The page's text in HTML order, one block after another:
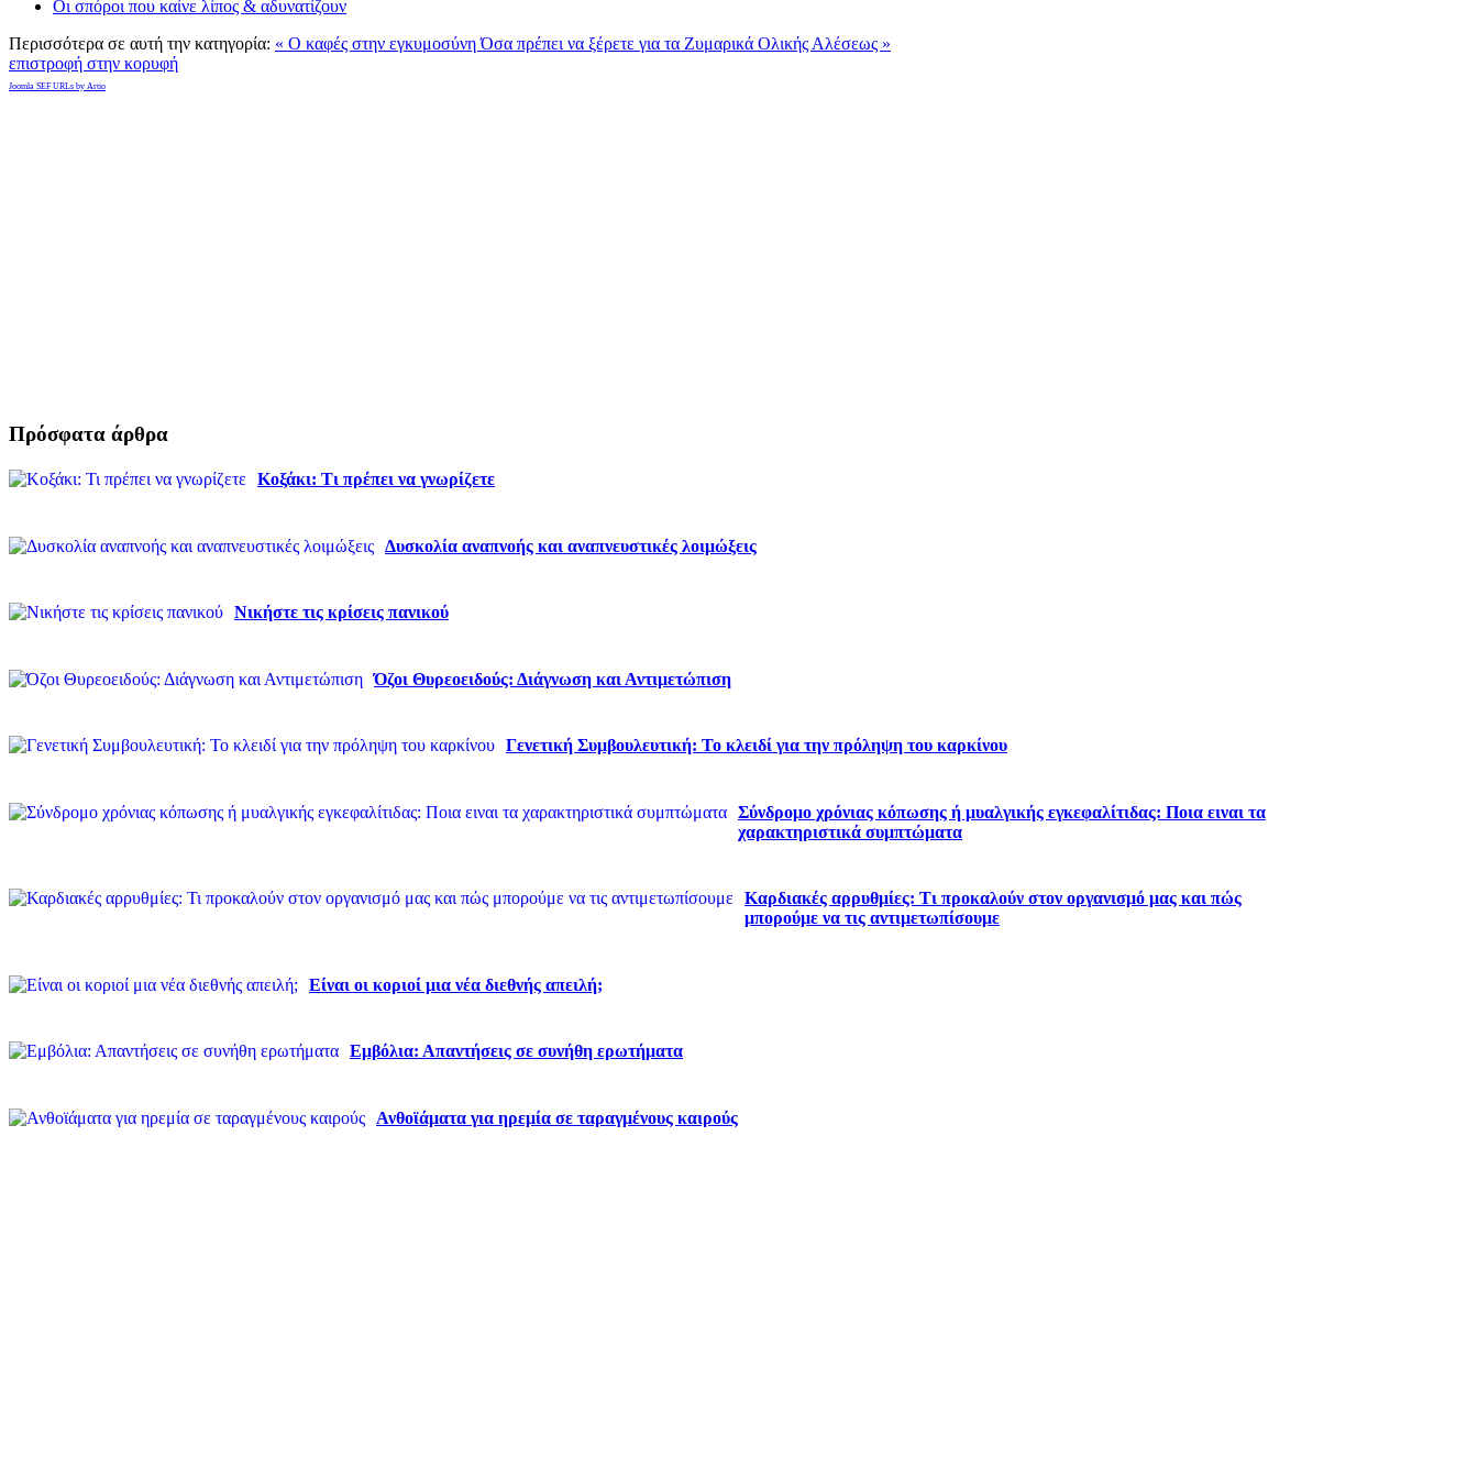
Οι σπόροι που καίνε λίπος & αδυνατίζουν
Περισσότερα σε αυτή την κατηγορία: « Ο καφές στην εγκυμοσύνηΌσα πρέπει να ξέρετε για τα Ζυμαρικά Ολικής Αλέσεως »
επιστροφή στην κορυφή
Joomla SEF URLs by Artio
Πρόσφατα άρθρα
Κοξάκι: Τι πρέπει να γνωρίζετε
Δυσκολία αναπνοής και αναπνευστικές λοιμώξεις
Νικήστε τις κρίσεις πανικού
Όζοι Θυρεοειδούς: Διάγνωση και Αντιμετώπιση
Γενετική Συμβουλευτική: Το κλειδί για την πρόληψη του καρκίνου
Σύνδρομο χρόνιας κόπωσης ή μυαλγικής εγκεφαλίτιδας: Ποια ειναι τα
χαρακτηριστικά συμπτώματα
Καρδιακές αρρυθμίες: Τι προκαλούν στον οργανισμό μας και πώς
μπορούμε να τις αντιμετωπίσουμε
Είναι οι κοριοί μια νέα διεθνής απειλή;
Εμβόλια: Απαντήσεις σε συνήθη ερωτήματα
Ανθοϊάματα για ηρεμία σε ταραγμένους καιρούς